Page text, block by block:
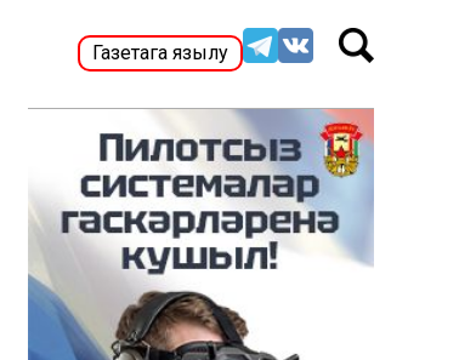
Газетага язылу